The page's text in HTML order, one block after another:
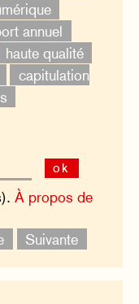
annuel
haute qualité
capitulation
ok
À propos de
Suivante